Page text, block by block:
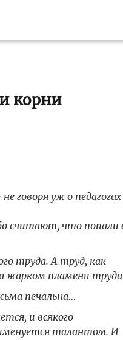
корни
говоря уж о педагогах
считают, что попали
труда. А труд, как
жарком пламени
печальна…
и всякого
талантом. И